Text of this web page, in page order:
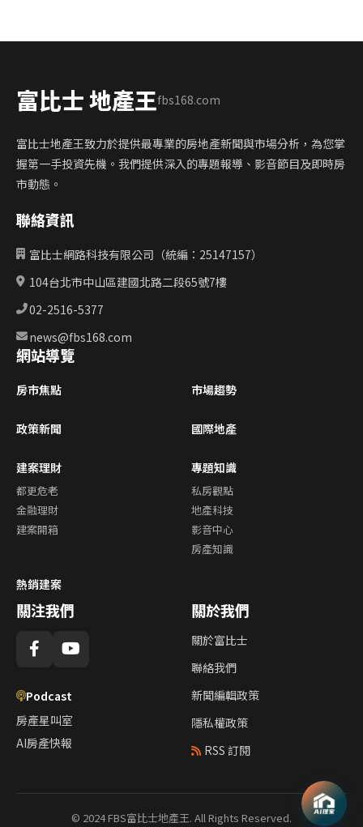
富比士 地產王fbs168.com
富比士地產王致力於提供最專業的房地產新聞與市場分析，為您掌
握第一手投資先機。我們提供深入的專題報導、影音節目及即時房
市動態。
聯絡資訊
富比士網路科技有限公司（統編：25147157）
104台北市中山區建國北路二段65號7樓
02-2516-5377
news@fbs168.com
網站導覽
房市焦點 市場趨勢
政策新聞 國際地產
建案理財
都更危老
金融理財
建案開箱
專題知識
私房觀點
地產科技
影音中心
房產知識
熱銷建案
關注我們
Podcast
房產星叫室
AI房產快報
關於我們
關於富比士
聯絡我們
新聞編輯政策
隱私權政策
RSS 訂閱
© 2024 FBS富比士地產王. All Rights Reserved.